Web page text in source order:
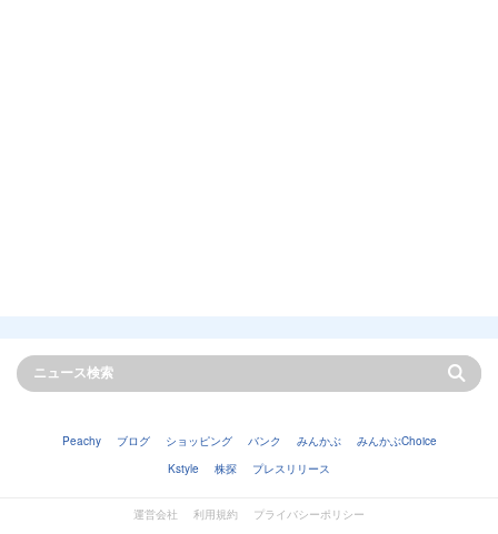
Peachy ブログ ショッピング バンク みんかぶ
みんかぶChoice
Kstyle
株探 プレスリリース
運営会社 利用規約
プライバシーポリシー